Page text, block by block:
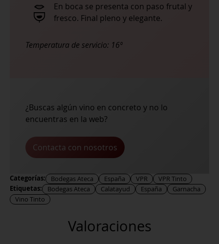
En boca se presenta con paso frutal y
fresco. Final pleno y elegante.
Temperatura de servicio: 16º
¿Buscas algún vino en concreto y no lo
encuentras en la web?
Contacta con nosotros
Categorías: Bodegas Ateca España VPR VPR Tinto
Etiquetas: Bodegas Ateca Calatayud España
Garnacha
Vino Tinto
Valoraciones